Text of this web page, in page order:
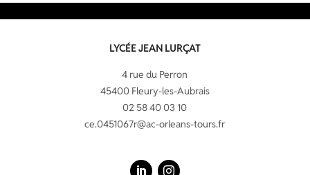
LYCÉE JEAN LURÇAT
4 rue du Perron
45400 Fleury-les-Aubrais
02 58 40 03 10
ce.0451067r@ac-orleans-tours.fr